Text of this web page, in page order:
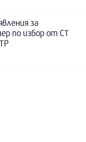
за
по избор от СТ